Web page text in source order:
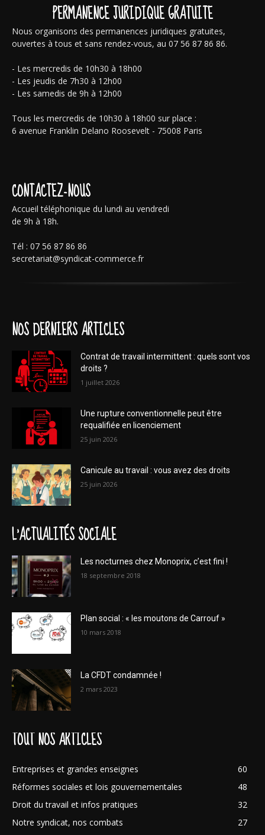
PERMANENCE JURIDIQUE GRATUITE
Nous organisons des permanences juridiques gratuites,
ouvertes à tous et sans rendez-vous, au 07 56 87 86 86.
- Les mercredis de 10h30 à 18h00
- Les jeudis de 7h30 à 12h00
- Les samedis de 9h à 12h00
Tous les mercredis de 10h30 à 18h00 sur place :
6 avenue Franklin Delano Roosevelt - 75008 Paris
CONTACTEZ-NOUS
Accueil téléphonique du lundi au vendredi
de 9h à 18h.
Tél : 07 56 87 86 86
secretariat@syndicat-commerce.fr
NOS DERNIERS ARTICLES
Contrat de travail intermittent : quels sont vos
droits ?
1 juillet 2026
Une rupture conventionnelle peut être
requalifiée en licenciement
25 juin 2026
Canicule au travail : vous avez des droits
25 juin 2026
L'ACTUALITÉS SOCIALE
Les nocturnes chez Monoprix, c’est fini !
18 septembre 2018
Plan social : « les moutons de Carrouf »
10 mars 2018
La CFDT condamnée !
2 mars 2023
TOUT NOS ARTICLES
Entreprises et grandes enseignes
60
Réformes sociales et lois gouvernementales
48
Droit du travail et infos pratiques
32
Notre syndicat, nos combats
27